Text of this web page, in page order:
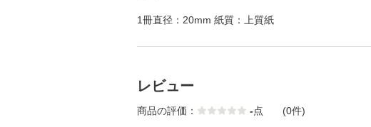
1冊直径：20mm 紙質：上質紙
レビュー
商品の評価： -点 (0件)